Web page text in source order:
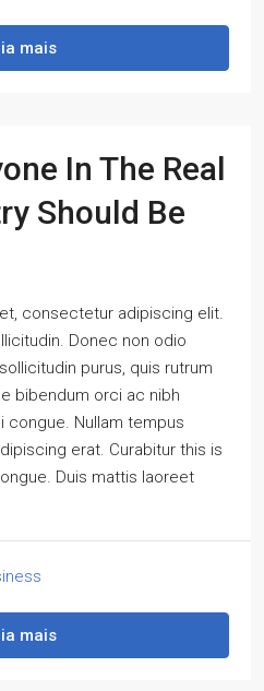
mais
In The Real
Should Be
consectetur adipiscing elit.
Donec non odio
purus, quis rutrum
bibendum orci ac nibh
congue. Nullam tempus
erat. Curabitur this is
Duis mattis laoreet
mais